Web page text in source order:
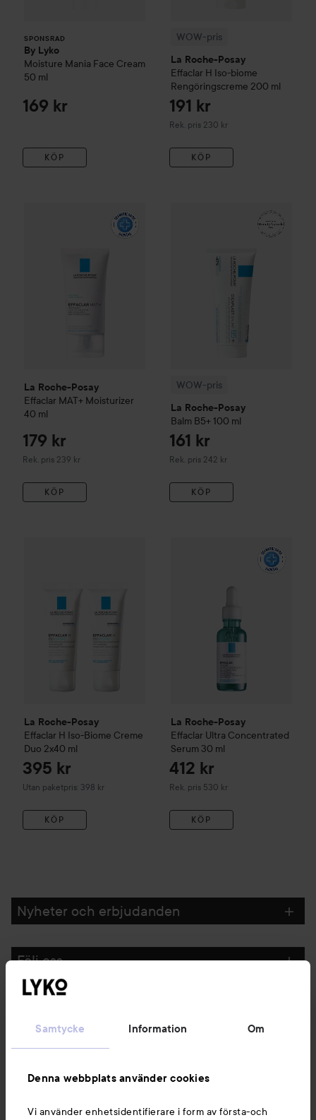
Samtycke Information Om
Denna webbplats använder cookies
Vi använder enhetsidentifierare i form av första-och
SPONSRAD
By Lyko
Moisture Mania Face Cream
50 ml
169 kr
KÖP
WOW-pris
La Roche-Posay
Effaclar H Iso-biome
Rengöringscreme 200 ml
191 kr
Rek. pris 230 kr
Rekommenderat pris 230 kr
KÖP
La Roche-Posay
Effaclar MAT+ Moisturizer
40 ml
179 kr
Rek. pris 239 kr
Rekommenderat pris 239 kr
KÖP
Effaclar 179 kr
Rekommenderat pris
WOW-pris
La Roche-Posay
Balm B5+ 100 ml
161 kr
Rek. pris 242 kr
Rekommenderat pris 242 kr
KÖP
La Roche-Posay
La Roche-Posay
Effaclar H Iso-Biome Creme
Duo 2x40 ml
395 kr
Utan paketpris: 398 kr
KÖP
H Iso-Biome Creme Duo 2x40 ml
La Roche-Posay
Effaclar Ultra Concentrated
Serum 30 ml
412 kr
Rek. pris 530 kr
Rekommenderat pris 530 kr
KÖP
Effaclar
Nyheter och erbjudanden
Följ oss
Du kanske också gillar